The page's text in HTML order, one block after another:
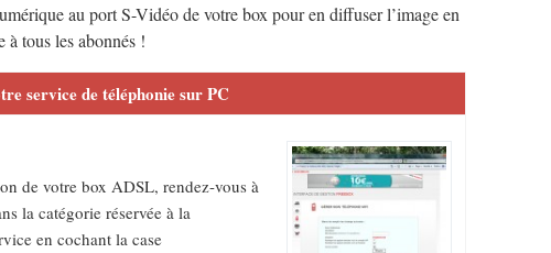
au port S-Vidéo de votre box pour en diffuser l’image en
à tous les abonnés !
service de téléphonie sur PC
de votre box ADSL, rendez-vous à
la catégorie réservée à la
en cochant la case